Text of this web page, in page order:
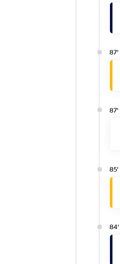
87'
87'
85'
84'